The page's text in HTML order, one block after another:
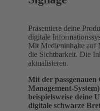
Präsentiere deine
digitale
Mit Medieninhalte auf
die Sichtbarkeit. Die
aktualisieren.
Mit der
Management-
beispielsweise deine
digitale schwarze